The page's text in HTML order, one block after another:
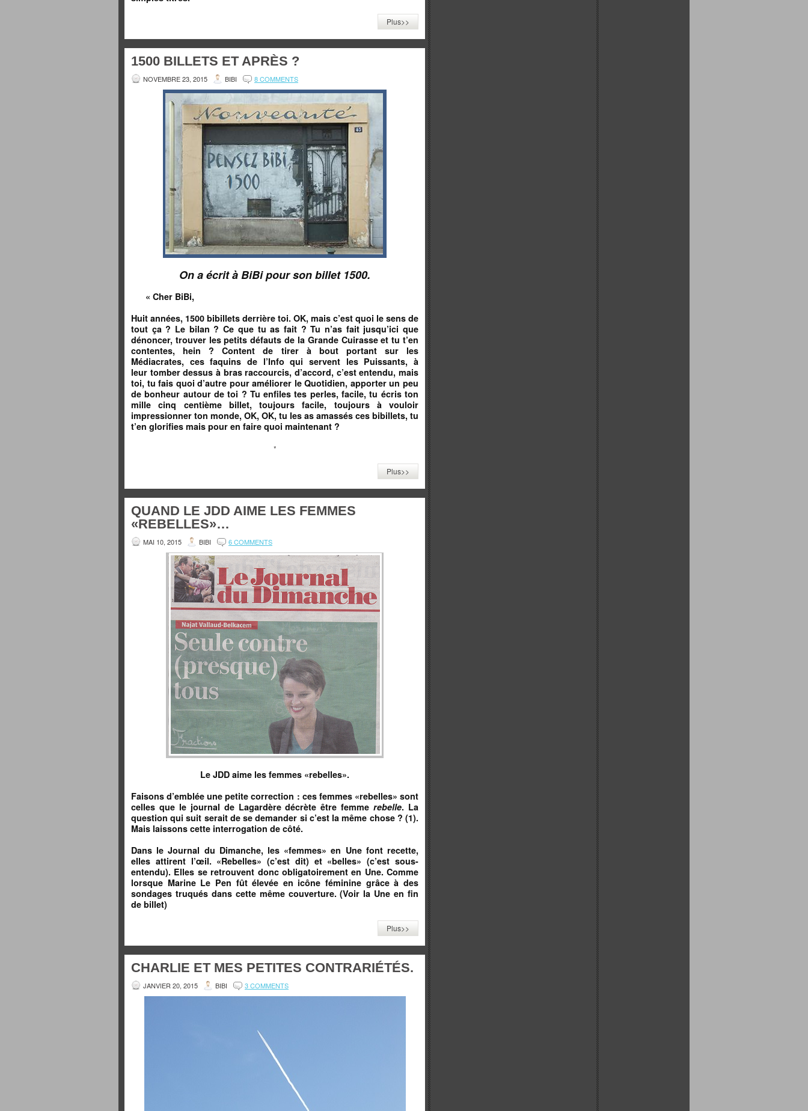
Plus>>
1500 BILLETS ET APRÈS ?
NOVEMBRE 23, 2015 BIBI 8 COMMENTS
On a écrit à BiBi pour son billet 1500.
« Cher BiBi,
Huit années, 1500 bibillets derrière toi. OK, mais c’est quoi le sens de
tout ça ? Le bilan ? Ce que tu as fait ? Tu n’as fait jusqu’ici que
dénoncer, trouver les petits défauts de la Grande Cuirasse et tu t’en
contentes, hein ? Content de tirer à bout portant sur les
Médiacrates, ces faquins de l’Info qui servent les Puissants, à
leur tomber dessus à bras raccourcis, d’accord, c’est entendu, mais
toi, tu fais quoi d’autre pour améliorer le Quotidien, apporter un peu
de bonheur autour de toi ? Tu enfiles tes perles, facile, tu écris ton
mille cinq centième billet, toujours facile, toujours à vouloir
impressionner ton monde, OK, OK, tu les as amassés ces bibillets, tu
t’en glorifies mais pour en faire quoi maintenant ?
*
Plus>>
QUAND LE JDD AIME LES FEMMES
«REBELLES»…
MAI 10, 2015 BIBI 6 COMMENTS
Le JDD aime les femmes «rebelles».
Faisons d’emblée une petite correction : ces femmes «rebelles» sont
celles que le journal de Lagardère décrète être femmerebelle. La
question qui suit serait de se demander si c’est la même chose ? (1).
Mais laissons cette interrogation de côté.
Dans le Journal du Dimanche, les «femmes» en Une font recette,
elles attirent l’œil. «Rebelles» (c’est dit) et «belles» (c’est sous-
entendu). Elles se retrouvent donc obligatoirement en Une. Comme
lorsque Marine Le Pen fût élevée en icône féminine grâce à des
sondages truqués dans cette même couverture. (Voir la Une en fin
de billet)
Plus>>
CHARLIE ET MES PETITES CONTRARIÉTÉS.
JANVIER 20, 2015 BIBI 3 COMMENTS